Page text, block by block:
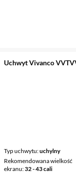
Uchwyt Vivanco
Typ uchwytu uchylny
Rekomendowana wielkość
ekranu 32 - 43 cali